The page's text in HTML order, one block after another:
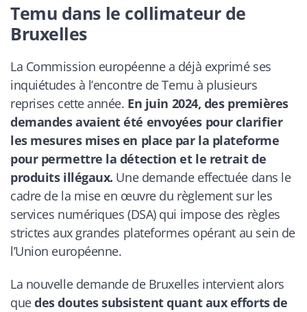
Temu dans le collimateur de
Bruxelles
La Commission européenne a déjà exprimé ses
inquiétudes à l’encontre de Temu à plusieurs
reprises cette année. En juin 2024, des premières
demandes avaient été envoyées pour clarifier
les mesures mises en place par la plateforme
pour permettre la détection et le retrait de
produits illégaux. Une demande effectuée dans le
cadre de la mise en œuvre du règlement sur les
services numériques (DSA) qui impose des règles
strictes aux grandes plateformes opérant au sein de
l’Union européenne.
La nouvelle demande de Bruxelles intervient alors
quedes doutes subsistent quant aux efforts de